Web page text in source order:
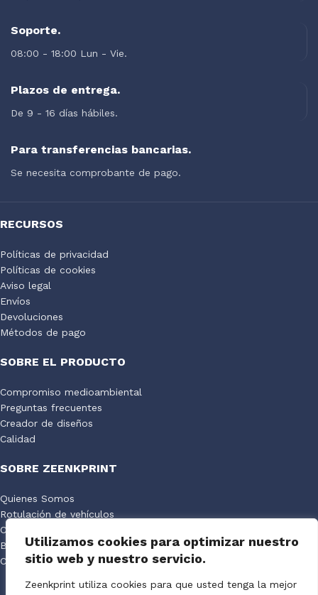
Utilizamos cookies para optimizar nuestro
sitio web y nuestro servicio.
Zeenkprint utiliza cookies para que usted tenga la mejor
Soporte.
08:00 - 18:00 Lun - Vie.
Plazos de entrega.
De 9 - 16 días hábiles.
Para transferencias bancarias.
Se necesita comprobante de pago.
RECURSOS
Políticas de privacidad
Políticas de cookies
Aviso legal
Envíos
Devoluciones
Métodos de pago
SOBRE EL PRODUCTO
Compromiso medioambiental
Preguntas frecuentes
Creador de diseños
Calidad
SOBRE ZEENKPRINT
Quienes Somos
Rotulación de vehículos
Catálogo de productos
Blog
Centro de Ayuda